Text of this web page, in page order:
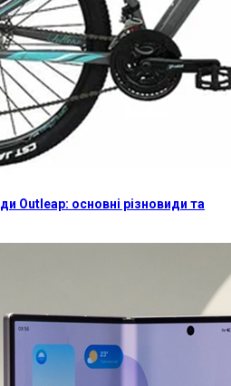
Outleap: основні різновиди та